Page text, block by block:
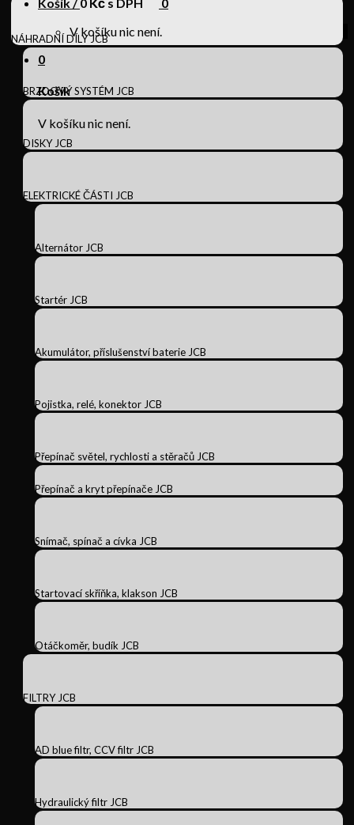
V košíku nic není.
0
Košík
V košíku nic není.
NÁHRADNÍ DÍLY JCB
BRZDOVÝ SYSTÉM JCB
DISKY JCB
ELEKTRICKÉ ČÁSTI JCB
Alternátor JCB
Startér JCB
Akumulátor, příslušenství baterie JCB
Pojistka, relé, konektor JCB
Přepínač světel, rychlosti a stěračů JCB
Přepínač a kryt přepínače JCB
Snímač, spínač a cívka JCB
Startovací skříňka, klakson JCB
Otáčkoměr, budík JCB
FILTRY JCB
AD blue filtr, CCV filtr JCB
Hydraulický filtr JCB